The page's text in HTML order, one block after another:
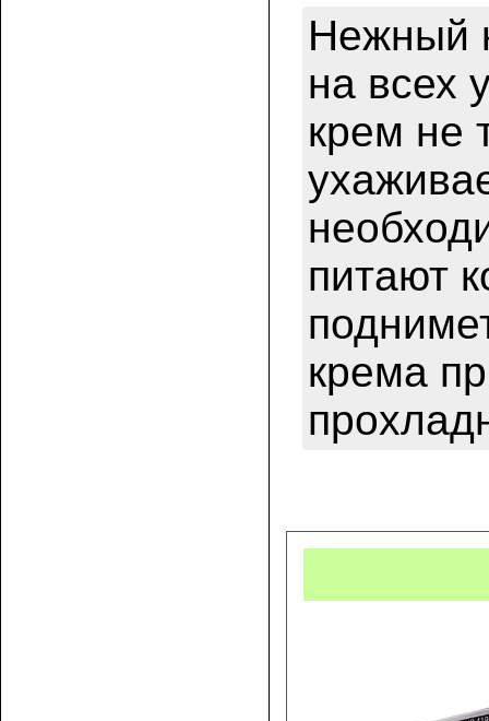
Нежный
на всех
крем не
питают
крема